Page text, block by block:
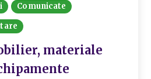
Comunicate
materiale